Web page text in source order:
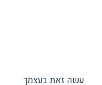
עשה זאת בעצמך